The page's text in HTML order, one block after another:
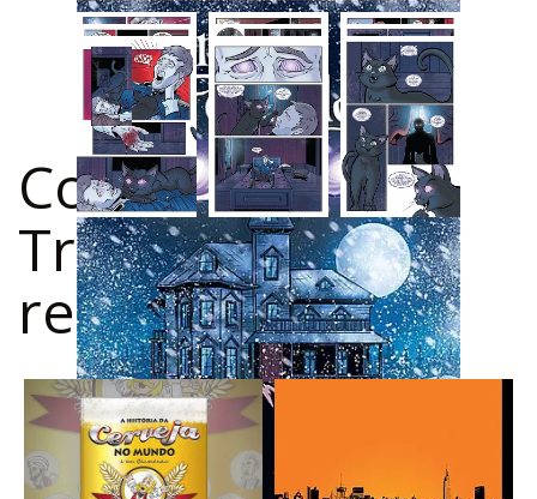
Confira outros
Trabalhos
relacionados